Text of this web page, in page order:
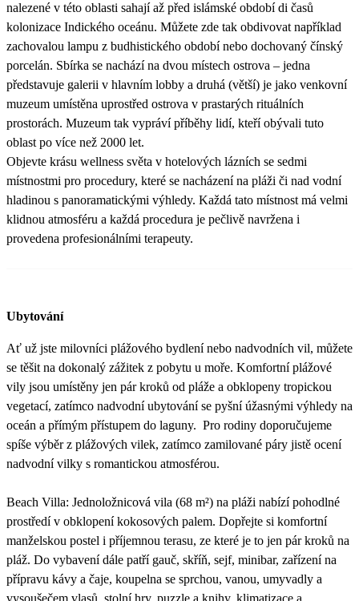
nalezené v této oblasti sahají až před islámské období di časů
kolonizace Indického oceánu. Můžete zde tak obdivovat například
zachovalou lampu z budhistického období nebo dochovaný čínský
porcelán. Sbírka se nachází na dvou místech ostrova – jedna
představuje galerii v hlavním lobby a druhá (větší) je jako venkovní
muzeum umístěna uprostřed ostrova v prastarých rituálních
prostorách. Muzeum tak vypráví příběhy lidí, kteří obývali tuto
oblast po více než 2000 let.
Objevte krásu wellness světa v hotelových lázních se sedmi
místnostmi pro procedury, které se nacházení na pláži či nad vodní
hladinou s panoramatickými výhledy. Každá tato místnost má velmi
klidnou atmosféru a každá procedura je pečlivě navržena i
provedena profesionálními terapeuty.
Ubytování
Ať už jste milovníci plážového bydlení nebo nadvodních vil, můžete
se těšit na dokonalý zážitek z pobytu u moře. Komfortní plážové
vily jsou umístěny jen pár kroků od pláže a obklopeny tropickou
vegetací, zatímco nadvodní ubytování se pyšní úžasnými výhledy na
oceán a přímým přístupem do laguny. Pro rodiny doporučujeme
spíše výběr z plážových vilek, zatímco zamilované páry jistě ocení
nadvodní vilky s romantickou atmosférou.
Beach Villa: Jednoložnicová vila (68 m²) na pláži nabízí pohodlné
prostředí v obklopení kokosových palem. Dopřejte si komfortní
manželskou postel i příjemnou terasu, ze které je to jen pár kroků na
pláž. Do vybavení dále patří gauč, skříň, sejf, minibar, zařízení na
přípravu kávy a čaje, koupelna se sprchou, vanou, umyvadly a
vysoušečem vlasů, stolní hry, puzzle a knihy, klimatizace a